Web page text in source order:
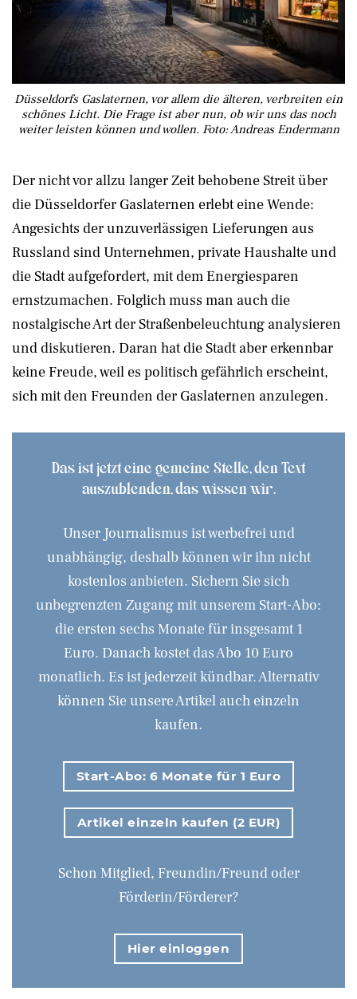
Düsseldorfs Gaslaternen, vor allem die älteren, verbreiten ein
schönes Licht. Die Frage ist aber nun, ob wir uns das noch
weiter leisten können und wollen. Foto: Andreas Endermann
Der nicht vor allzu langer Zeit behobene Streit über
die Düsseldorfer Gaslaternen erlebt eine Wende:
Angesichts der unzuverlässigen Lieferungen aus
Russland sind Unternehmen, private Haushalte und
die Stadt aufgefordert, mit dem Energiesparen
ernstzumachen. Folglich muss man auch die
nostalgische Art der Straßenbeleuchtung analysieren
und diskutieren. Daran hat die Stadt aber erkennbar
keine Freude, weil es politisch gefährlich erscheint,
sich mit den Freunden der Gaslaternen anzulegen.
Das ist jetzt eine gemeine Stelle, den Text
auszublenden, das wissen wir.
Unser Journalismus ist werbefrei und
unabhängig, deshalb können wir ihn nicht
kostenlos anbieten. Sichern Sie sich
unbegrenzten Zugang mit unserem Start-Abo:
die ersten sechs Monate für insgesamt 1
Euro. Danach kostet das Abo 10 Euro
monatlich. Es ist jederzeit kündbar. Alternativ
können Sie unsere Artikel auch einzeln
kaufen.
Start-Abo: 6 Monate für 1 Euro
Artikel einzeln kaufen (2 EUR)
Schon Mitglied, Freundin/Freund oder
Förderin/Förderer?
Hier einloggen